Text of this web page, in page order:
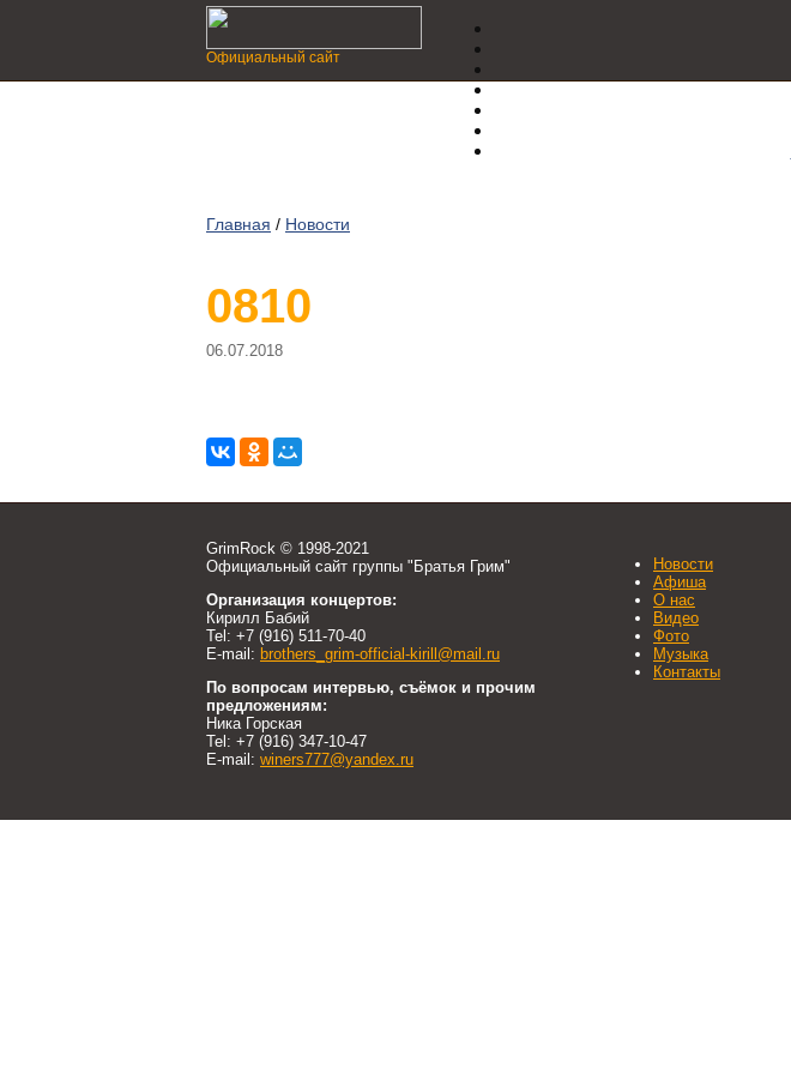
Официальный сайт
Главная / Новости
0810
06.07.2018
GrimRock © 1998-2021
Официальный сайт группы "Братья Грим"
Организация концертов:
Кирилл Бабий
Tel: +7 (916) 511-70-40
E-mail: brothers_grim-official-kirill@mail.ru
По вопросам интервью, съёмок и прочим
предложениям:
Ника Горская
Tel: +7 (916) 347-10-47
E-mail: winers777@yandex.ru
Новости
Афиша
О нас
Видео
Фото
Музыка
Контакты